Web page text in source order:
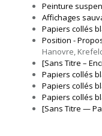
Peinture
Affichages
Papiers collés
Position -
Hanovre,
[Sans Titre –
Papiers collés
Papiers collés
Papiers collés
[Sans Titre —